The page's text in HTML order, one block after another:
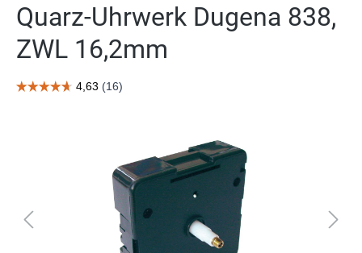
Quarz-Uhrwerk Dugena 838,
ZWL 16,2mm